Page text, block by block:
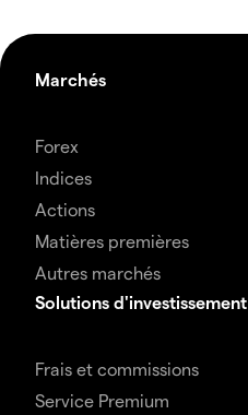
Marchés
Forex
Indices
Actions
Matières premières
Autres marchés
Solutions d'investissement
Frais et commissions
Service Premium